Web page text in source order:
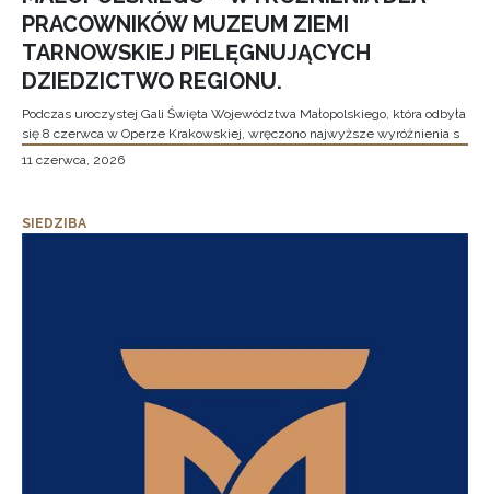
PRACOWNIKÓW MUZEUM ZIEMI
TARNOWSKIEJ PIELĘGNUJĄCYCH
DZIEDZICTWO REGIONU.
Podczas uroczystej Gali Święta Województwa Małopolskiego, która odbyła
się 8 czerwca w Operze Krakowskiej, wręczono najwyższe wyróżnienia s
11 czerwca, 2026
SIEDZIBA